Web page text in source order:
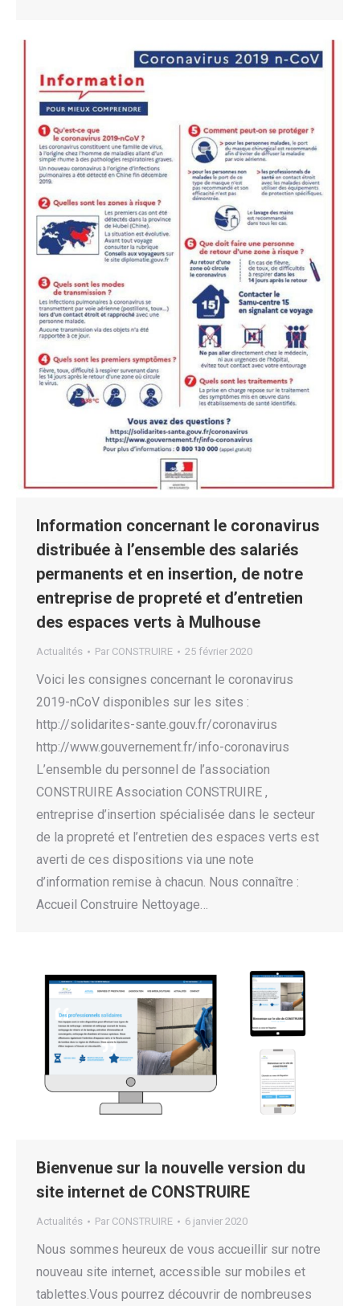
Information concernant le coronavirus
distribuée à l’ensemble des salariés
permanents et en insertion, de notre
entreprise de propreté et d’entretien
des espaces verts à Mulhouse
Actualités Par CONSTRUIRE 25 février 2020
Voici les consignes concernant le coronavirus
2019-nCoV disponibles sur les sites :
http://solidarites-sante.gouv.fr/coronavirus
http://www.gouvernement.fr/info-coronavirus
L’ensemble du personnel de l’association
CONSTRUIRE Association CONSTRUIRE ,
entreprise d’insertion spécialisée dans le secteur
de la propreté et l’entretien des espaces verts est
averti de ces dispositions via une note
d’information remise à chacun. Nous connaître :
Accueil Construire Nettoyage…
Bienvenue sur la nouvelle version du
site internet de CONSTRUIRE
Actualités Par CONSTRUIRE 6 janvier 2020
Nous sommes heureux de vous accueillir sur notre
nouveau site internet, accessible sur mobiles et
tablettes.Vous pourrez découvrir de nombreuses